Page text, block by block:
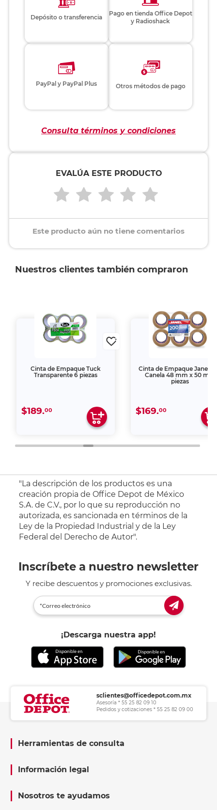
Depósito o transferencia
Pago en tienda Office Depot
y Radioshack
PayPal y PayPal Plus Otros métodos de pago
Consulta términos y condiciones
EVALÚA ESTE PRODUCTO
Este producto aún no tiene comentarios
Nuestros clientes también compraron
Cinta de Empaque Tuck
Transparente 6 piezas
$189.00
Cinta de Empaque Janel
Canela 48 mm x 50 m 6
piezas
$169.00
"La descripción de los productos es una
creación propia de Office Depot de México
S.A. de C.V., por lo que su reproducción no
autorizada, es sancionada en términos de la
Ley de la Propiedad Industrial y de la Ley
Federal del Derecho de Autor".
Inscríbete a nuestro newsletter
Y recibe descuentos y promociones exclusivas.
¡Descarga nuestra app!
sclientes@officedepot.com.mx
Asesoría * 55 25 82 09 10
Pedidos y cotizaciones * 55 25 82 09 00
Herramientas de consulta
Información legal
Nosotros te ayudamos